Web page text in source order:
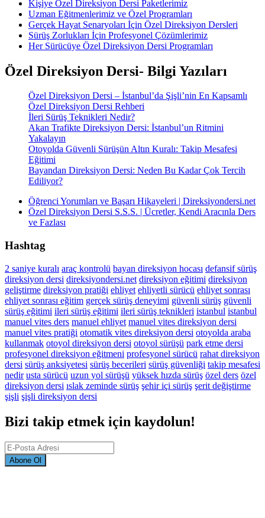
Kişiye Özel Direksiyon Dersi Paketlerimiz
Uzman Eğitmenlerimiz ve Özel Programları
Gerçek Hayat Senaryoları İçin Özel Direksiyon Dersleri
Sürüş Zorlukları İçin Profesyonel Çözümlerimiz
Her Sürücüye Özel Direksiyon Dersi Programları
Özel Direksiyon Dersi- Bilgi Yazıları
Özel Direksiyon Dersi – İstanbul’da Şişli’nin En Kapsamlı
Özel Direksiyon Dersi Rehberi
İleri Sürüş Teknikleri Nedir?
Akan Trafikte Direksiyon Dersi: İstanbul’un Ritmini
Yakalayın
Otoyolda Güvenli Sürüşün Altın Kuralı: Takip Mesafesi
Eğitimi
Bayandan Direksiyon Dersi: Neden Bu Kadar Çok Tercih
Ediliyor?
Öğrenci Yorumları ve Başarı Hikayeleri | Direksiyondersi.net
Özel Direksiyon Dersi S.S.S. | Ücretler, Kendi Aracınla Ders
ve Fazlası
Hashtag
2 saniye kuralı araç kontrolü bayan direksiyon hocası defansif sürüş
direksiyon dersi direksiyondersi.net direksiyon eğitimi direksiyon
geliştirme direksiyon pratiği ehliyet ehliyetli sürücü ehliyet sonrası
ehliyet sonrası eğitim gerçek sürüş deneyimi güvenli sürüş güvenli
sürüş eğitimi ileri sürüş eğitimi ileri sürüş teknikleri istanbul istanbul
manuel vites ders manuel ehliyet manuel vites direksiyon dersi
manuel vites pratiği otomatik vites direksiyon dersi otoyolda araba
kullanmak otoyol direksiyon dersi otoyol sürüşü park etme dersi
profesyonel direksiyon eğitmeni profesyonel sürücü rahat direksiyon
dersi sürüş anksiyetesi sürüş becerileri sürüş güvenliği takip mesafesi
nedir usta sürücü uzun yol sürüşü yüksek hızda sürüş özel ders özel
direksiyon dersi ıslak zeminde sürüş şehir içi sürüş şerit değiştirme
şişli şişli direksiyon dersi
Bizi takip etmek için kaydolun!
Abone Ol